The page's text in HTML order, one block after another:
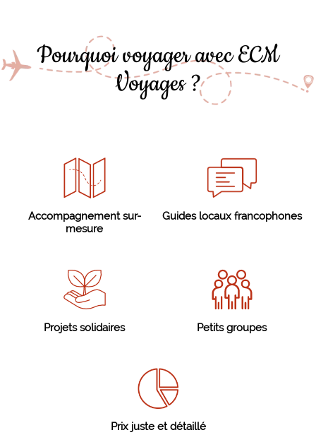
Pourquoi voyager avec ECM
Voyages ?
Accompagnement sur-
mesure
Guides locaux francophones
Projets solidaires Petits groupes
Prix juste et détaillé